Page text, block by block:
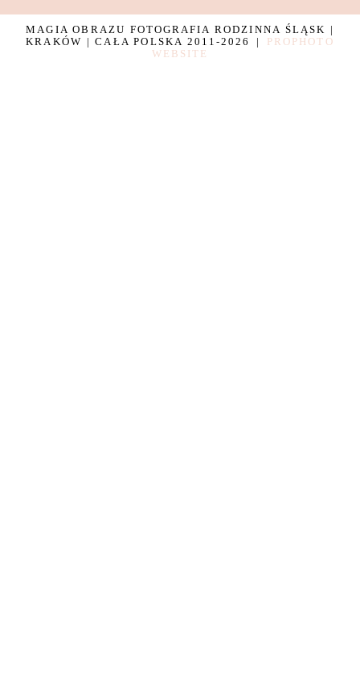
MAGIA OBRAZU FOTOGRAFIA RODZINNA ŚLĄSK |
KRAKÓW | CAŁA POLSKA 2011-2026
|
PROPHOTO
WEBSITE